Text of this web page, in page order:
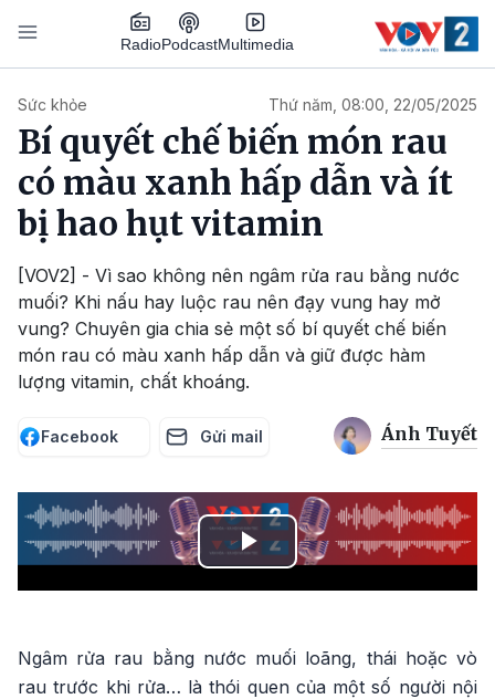
Nhảy đến nội dung
RadioPodcastMultimedia
Sức khỏe Thứ năm, 08:00, 22/05/2025
Bí quyết chế biến món rau
có màu xanh hấp dẫn và ít
bị hao hụt vitamin
[VOV2] - Vì sao không nên ngâm rửa rau bằng nước
muối? Khi nấu hay luộc rau nên đạy vung hay mở
vung? Chuyên gia chia sẻ một số bí quyết chế biến
món rau có màu xanh hấp dẫn và giữ được hàm
lượng vitamin, chất khoáng.
Facebook Gửi mail Ánh Tuyết
Play
Ngâm rửa rau bằng nước muối loãng, thái hoặc vò
rau trước khi rửa… là thói quen của một số người nội